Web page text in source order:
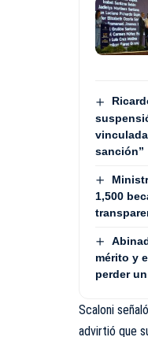
sanción”
1,500
mérito y
perder
Scaloni
advirtió que